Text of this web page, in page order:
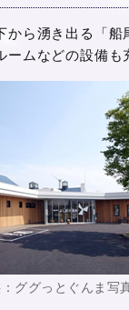
から湧き出る「
ームなどの設備も
ググっとぐんま写